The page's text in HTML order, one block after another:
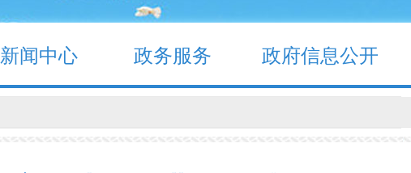
新闻中心 政务服务 政府信息公开